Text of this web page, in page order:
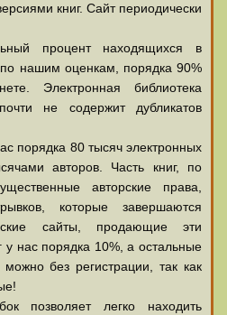
книг. Сайт периодически
процент находящихся в
по нашим оценкам, порядка 90%
Электронная библиотека
не содержит дубликатов
порядка 80 тысяч электронных
авторов. Часть книг, по
авторские права,
которые завершаются
сайты, продающие эти
у нас порядка 10%, а остальные
можно без регистрации, так как
позволяет легко находить